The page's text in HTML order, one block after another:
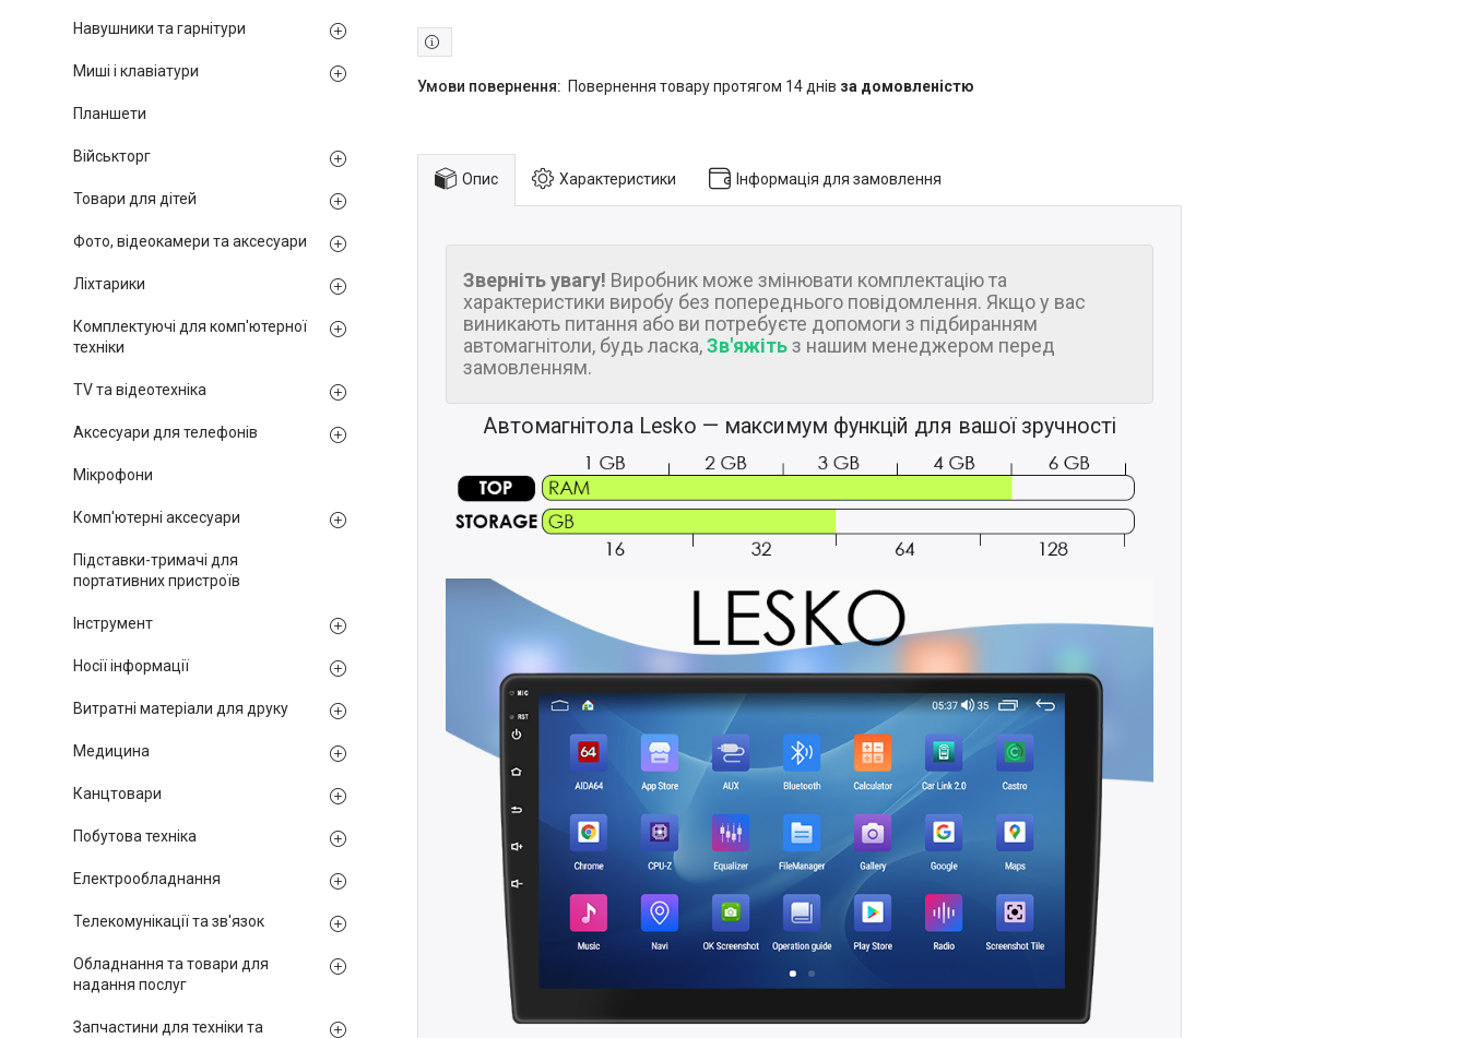
повернення товару протягом 14 днів за домовленістю
Опис Характеристики Інформація для замовлення
Зверніть увагу! Виробник може змінювати комплектацію та
характеристики виробу без попереднього повідомлення. Якщо у вас
виникають питання або ви потребуєте допомоги з підбиранням
автомагнітоли, будь ласка,Зв'яжітьз нашим менеджером перед
замовленням.
Автомагнітола Lesko — максимум функцій для вашої зручності
Навушники та гарнітури
Миші і клавіатури
Планшети
Військторг
Товари для дітей
Фото, відеокамери та аксесуари
Ліхтарики
Комплектуючі для комп'ютерної
техніки
TV та відеотехніка
Аксесуари для телефонів
Мікрофони
Комп'ютерні аксесуари
Підставки-тримачі для
портативних пристроїв
Інструмент
Носії інформації
Витратні матеріали для друку
Медицина
Канцтовари
Побутова техніка
Електрообладнання
Телекомунікації та зв'язок
Обладнання та товари для
надання послуг
Запчастини для техніки та